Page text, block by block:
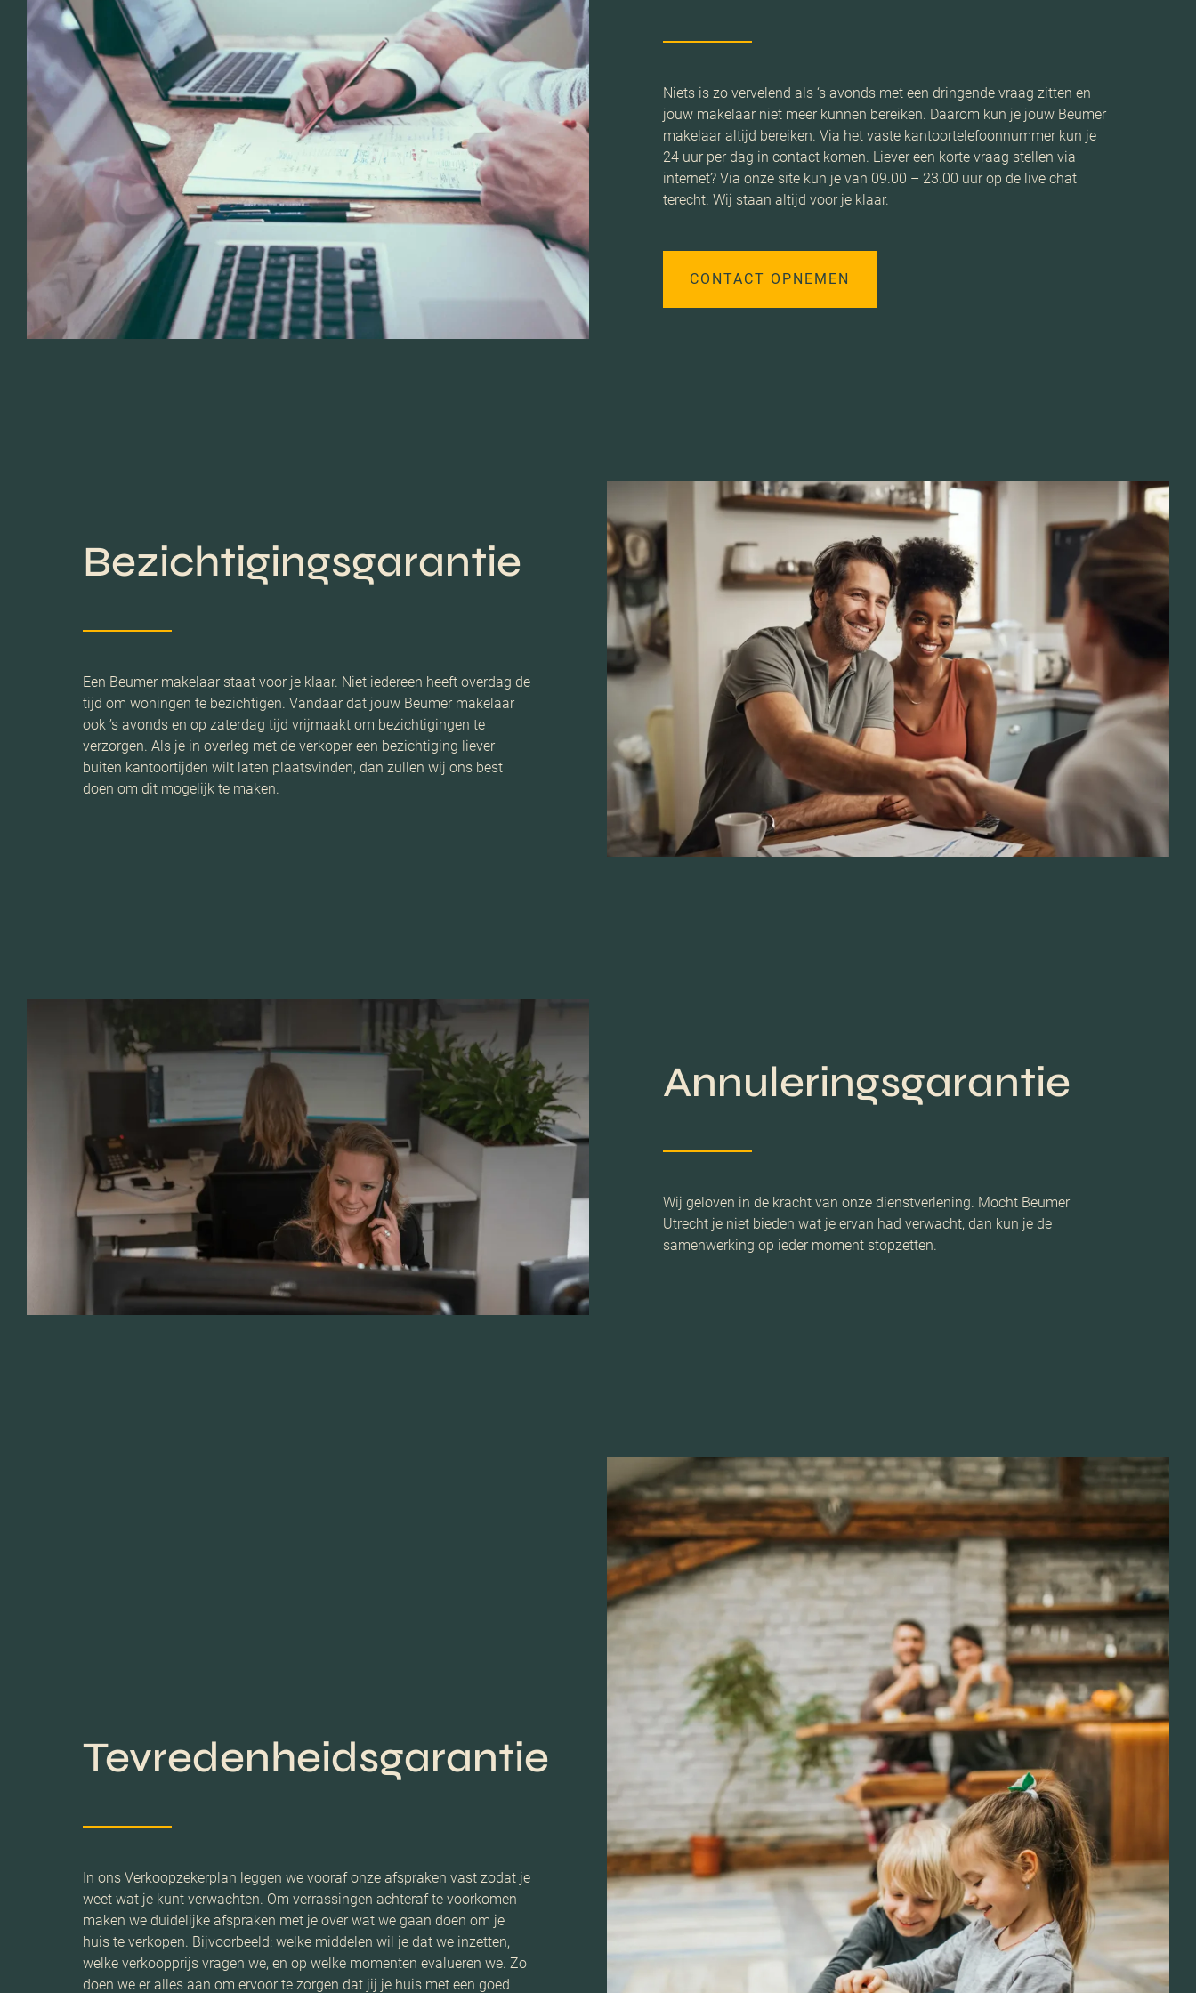
Niets is zo vervelend als ‘s avonds met een dringende vraag zitten en
jouw makelaar niet meer kunnen bereiken. Daarom kun je jouw Beumer
makelaar altijd bereiken. Via het vaste kantoortelefoonnummer kun je
24 uur per dag in contact komen. Liever een korte vraag stellen via
internet? Via onze site kun je van 09.00 – 23.00 uur op de live chat
terecht. Wij staan altijd voor je klaar.
CONTACT OPNEMEN
Bezichtigingsgarantie
Een Beumer makelaar staat voor je klaar. Niet iedereen heeft overdag de
tijd om woningen te bezichtigen. Vandaar dat jouw Beumer makelaar
ook ’s avonds en op zaterdag tijd vrijmaakt om bezichtigingen te
verzorgen. Als je in overleg met de verkoper een bezichtiging liever
buiten kantoortijden wilt laten plaatsvinden, dan zullen wij ons best
doen om dit mogelijk te maken.
Annuleringsgarantie
Wij geloven in de kracht van onze dienstverlening. Mocht Beumer
Utrecht je niet bieden wat je ervan had verwacht, dan kun je de
samenwerking op ieder moment stopzetten.
Tevredenheidsgarantie
In ons Verkoopzekerplan leggen we vooraf onze afspraken vast zodat je
weet wat je kunt verwachten. Om verrassingen achteraf te voorkomen
maken we duidelijke afspraken met je over wat we gaan doen om je
huis te verkopen. Bijvoorbeeld: welke middelen wil je dat we inzetten,
welke verkoopprijs vragen we, en op welke momenten evalueren we. Zo
doen we er alles aan om ervoor te zorgen dat jij je huis met een goed